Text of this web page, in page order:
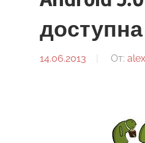
14.06.2013 От: alex